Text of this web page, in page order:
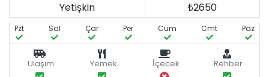
Yetişkin
₺2650
Pzt Sal Çar Per Cum Cmt Paz
Ulaşım Yemek İçecek Rehber